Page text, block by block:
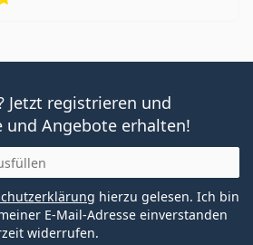
Jetzt registrieren und
und Angebote erhalten!
hierzu gelesen. Ich bin
E-Mail-Adresse einverstanden
widerrufen.